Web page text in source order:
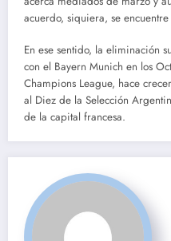
acuerdo, siquiera, se
En ese sentido, la eliminación
con el Bayern Munich en los
Champions League, hace
al Diez de la Selección
de la capital francesa.